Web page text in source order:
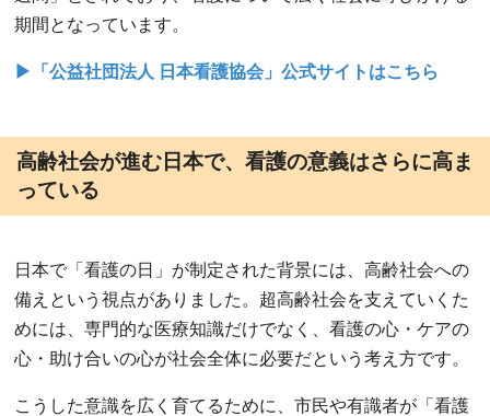
期間となっています。
▶「公益社団法人 日本看護協会」公式サイトはこちら
高齢社会が進む日本で、看護の意義はさらに高ま
っている
日本で「看護の日」が制定された背景には、高齢社会への
備えという視点がありました。超高齢社会を支えていくた
めには、専門的な医療知識だけでなく、看護の心・ケアの
心・助け合いの心が社会全体に必要だという考え方です。
こうした意識を広く育てるために、市民や有識者が「看護